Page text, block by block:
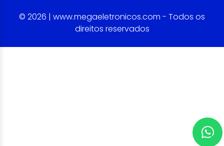
© 2026 | www.megaeletronicos.com - Todos os
direitos reservados